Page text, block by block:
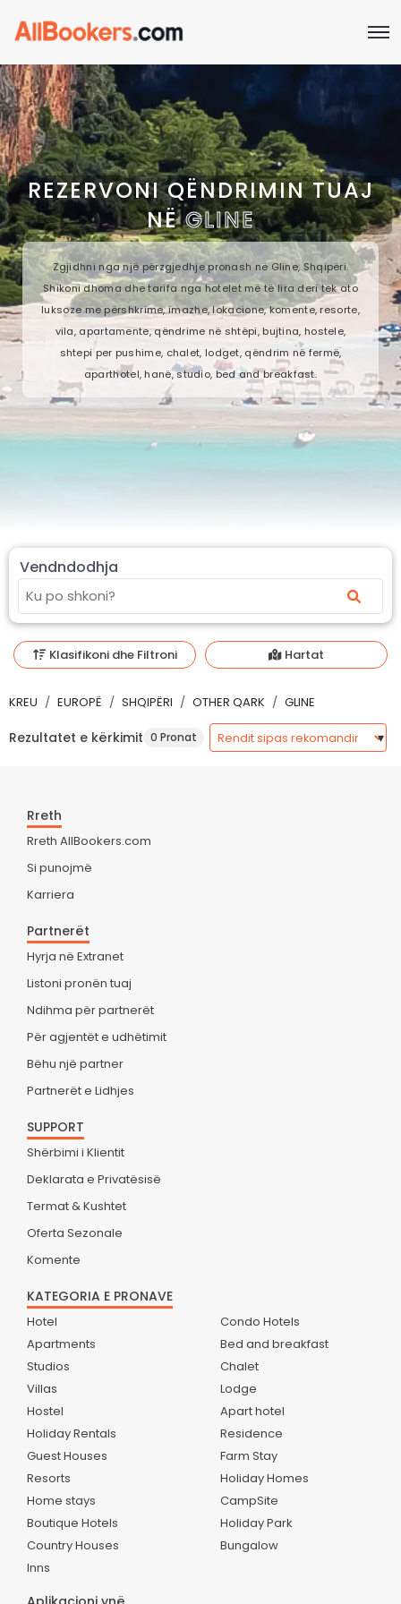
REZERVONI QËNDRIMIN TUAJ
NËGLINE
Zgjidhni nga një përzgjedhje pronash në Gline, Shqipëri.
Shikoni dhoma dhe tarifa nga hotelet më të lira deri tek ato
luksoze me përshkrime, imazhe, lokacione, komente, resorte,
vila, apartamente, qëndrime në shtëpi, bujtina, hostele,
shtepi per pushime, chalet, lodget, qëndrim në fermë,
aparthotel, hanë, studio, bed and breakfast.
Vendndodhja
Klasifikoni dhe Filtroni Hartat
KREU EUROPË SHQIPËRI OTHER QARK GLINE
Rezultatet e kërkimit 0 Pronat
Rreth
Rreth AllBookers.com
Si punojmë
Karriera
Partnerët
Hyrja në Extranet
Listoni pronën tuaj
Ndihma për partnerët
Për agjentët e udhëtimit
Bëhu një partner
Partnerët e Lidhjes
SUPPORT
Shërbimi i Klientit
Deklarata e Privatësisë
Termat & Kushtet
Oferta Sezonale
Komente
KATEGORIA E PRONAVE
Hotel
Apartments
Studios
Villas
Hostel
Holiday Rentals
Guest Houses
Resorts
Home stays
Boutique Hotels
Country Houses
Inns
Condo Hotels
Bed and breakfast
Chalet
Lodge
Apart hotel
Residence
Farm Stay
Holiday Homes
CampSite
Holiday Park
Bungalow